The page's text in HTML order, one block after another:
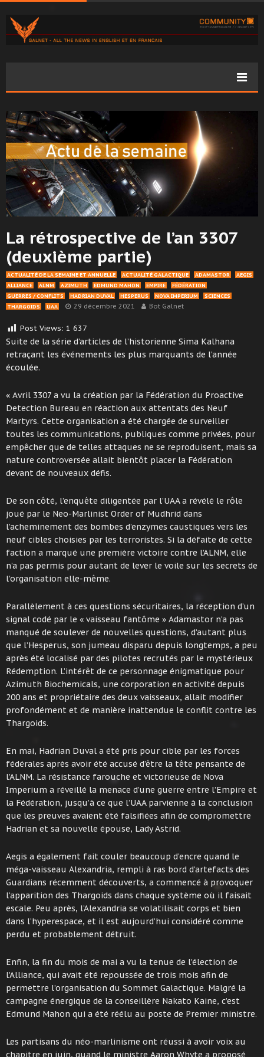
La rétrospective de l’an 3307
(deuxième partie)
ACTUALITÉ DE LA SEMAINE ET ANNUELLE ACTUALITÉ GALACTIQUE ADAMASTOR
AEGIS
ALLIANCE
ALNM AZIMUTH EDMUND MAHON EMPIRE
FÉDÉRATION
GUERRES / CONFLITS
HADRIAN DUVAL HESPERUS NOVA IMPERIUM
SCIENCES
THARGOIDS
UAA 29 décembre 2021 Bot Galnet
Post Views: 1 637
Suite de la série d’articles de l’historienne Sima Kalhana
retraçant les événements les plus marquants de l’année
écoulée.
« Avril 3307 a vu la création par la Fédération du Proactive
Detection Bureau en réaction aux attentats des Neuf
Martyrs. Cette organisation a été chargée de surveiller
toutes les communications, publiques comme privées, pour
empêcher que de telles attaques ne se reproduisent, mais sa
nature controversée allait bientôt placer la Fédération
devant de nouveaux défis.
De son côté, l’enquête diligentée par l’UAA a révélé le rôle
joué par le Neo-Marlinist Order of Mudhrid dans
l’acheminement des bombes d’enzymes caustiques vers les
neuf cibles choisies par les terroristes. Si la défaite de cette
faction a marqué une première victoire contre l’ALNM, elle
n’a pas permis pour autant de lever le voile sur les secrets de
l’organisation elle-même.
Parallèlement à ces questions sécuritaires, la réception d’un
signal codé par le « vaisseau fantôme » Adamastor n’a pas
manqué de soulever de nouvelles questions, d’autant plus
que l’Hesperus, son jumeau disparu depuis longtemps, a peu
après été localisé par des pilotes recrutés par le mystérieux
Rédemption. L’intérêt de ce personnage énigmatique pour
Azimuth Biochemicals, une corporation en activité depuis
200 ans et propriétaire des deux vaisseaux, allait modifier
profondément et de manière inattendue le conflit contre les
Thargoids.
En mai, Hadrian Duval a été pris pour cible par les forces
fédérales après avoir été accusé d’être la tête pensante de
l’ALNM. La résistance farouche et victorieuse de Nova
Imperium a réveillé la menace d’une guerre entre l’Empire et
la Fédération, jusqu’à ce que l’UAA parvienne à la conclusion
que les preuves avaient été falsifiées afin de compromettre
Hadrian et sa nouvelle épouse, Lady Astrid.
Aegis a également fait couler beaucoup d’encre quand le
méga-vaisseau Alexandria, rempli à ras bord d’artefacts des
Guardians récemment découverts, a commencé à provoquer
l’apparition des Thargoids dans chaque système où il faisait
escale. Peu après, l’Alexandria se volatilisait corps et bien
dans l’hyperespace, et il est aujourd’hui considéré comme
perdu et probablement détruit.
Enfin, la fin du mois de mai a vu la tenue de l’élection de
l’Alliance, qui avait été repoussée de trois mois afin de
permettre l’organisation du Sommet Galactique. Malgré la
campagne énergique de la conseillère Nakato Kaine, c’est
Edmund Mahon qui a été réélu au poste de Premier ministre.
Les partisans du néo-marlinisme ont réussi à avoir voix au
chapitre en juin, quand le ministre Aaron Whyte a proposé